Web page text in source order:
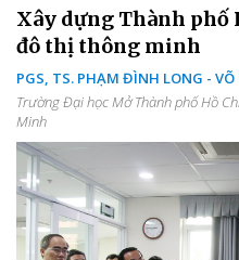
Xây dựng Thành
đô thị thông minh
PGS, TS. PHẠM ĐÌNH LONG -
Trường Đại học Mở Thành phố Hồ
Minh